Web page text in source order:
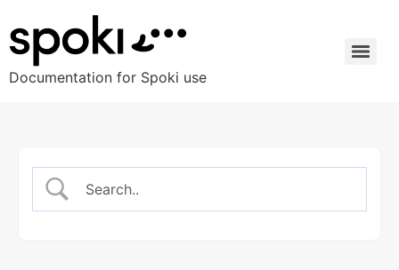
Documentation for Spoki use